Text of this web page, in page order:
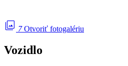
photo_library 7 Otvoriť fotogalériu
Vozidlo